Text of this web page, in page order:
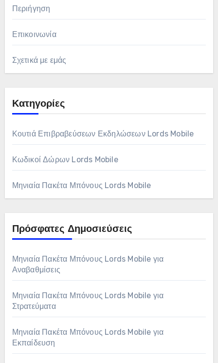
Περιήγηση
Επικοινωνία
Σχετικά με εμάς
Κατηγορίες
Κουτιά Επιβραβεύσεων Εκδηλώσεων Lords Mobile
Κωδικοί Δώρων Lords Mobile
Μηνιαία Πακέτα Μπόνους Lords Mobile
Πρόσφατες Δημοσιεύσεις
Μηνιαία Πακέτα Μπόνους Lords Mobile για
Αναβαθμίσεις
Μηνιαία Πακέτα Μπόνους Lords Mobile για
Στρατεύματα
Μηνιαία Πακέτα Μπόνους Lords Mobile για
Εκπαίδευση